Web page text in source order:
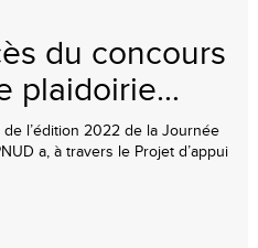
du concours
plaidoirie...
l’édition 2022 de la Journée
a, à travers le Projet d’appui